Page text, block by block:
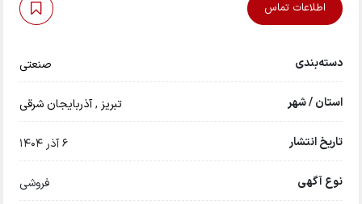
اطلاعات تماس
دسته‌بندی صنعتی
استان / شهر تبريز ,آذربایجان شرقی
تاریخ انتشار 6 آذر 1404
نوع آگهی فروشی